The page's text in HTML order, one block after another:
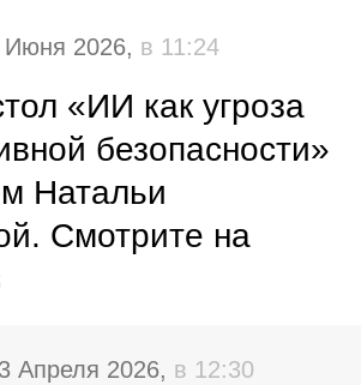
Июня 2026, в 11:24
«ИИ как угроза
безопасности»
Натальи
Смотрите на
Апреля 2026, в 12:30